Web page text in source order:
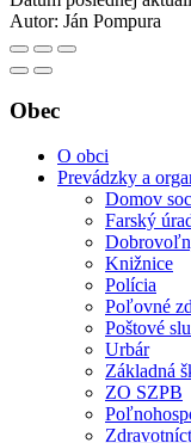
Autor: Ján Pompura
Obec
O obci
Prevádzky a
Domov
Farský
Knižnice
Polícia
Poľovné
Poštové
Urbár
Základná
ZO SZPB